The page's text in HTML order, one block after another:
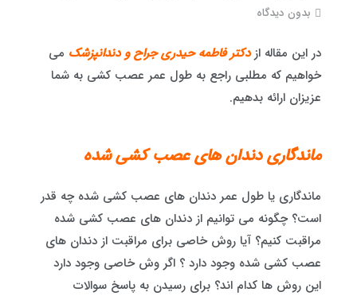
بدون دیدگاه
در این مقاله ازدکتر فاطمه حیدری جراح و دندانپزشک می
خواهیم که مطلبی راجع به طول عمر عصب کشی به شما
عزیزان ارائه بدهیم.
ماندگاری دندان های عصب کشی شده
ماندگاری یا طول عمر دندان های عصب کشی شده چه قدر
است؟ چگونه می توانیم از دندان های عصب کشی شده
مراقبت کنیم؟ آیا روش خاصی برای مراقبت از دندان های
عصب کشی شده وجود دارد ؟ اگر وش خاصی وجود دارد
این روش ها کدام اند؟ برای رسیدن به پاسخ سوالات